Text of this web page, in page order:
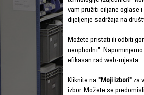
vam pružiti ciljane oglase
dijeljenje sadržaja na
Možete pristati ili odbiti
neophodni".
efikasan rad web-mjesta.
Kliknite na "Moji izbori" za
izbor. Možete se